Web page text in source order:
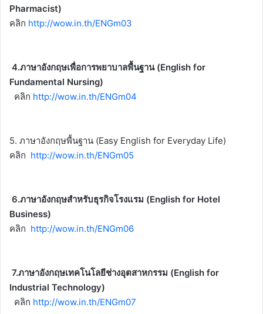
Pharmacist)
คลิก http://wow.in.th/ENGm03
4.ภาษาอังกฤษเพื่อการพยาบาลพื้นฐาน (English for
Fundamental Nursing)
คลิก http://wow.in.th/ENGm04
5. ภาษาอังกฤษพื้นฐาน (Easy English for Everyday Life)
คลิก http://wow.in.th/ENGm05
6.ภาษาอังกฤษสำหรับธุรกิจโรงแรม (English for Hotel
Business)
คลิก http://wow.in.th/ENGm06
7.ภาษาอังกฤษเทคโนโลยีช่างอุตสาหกรรม (English for
Industrial Technology)
คลิก http://wow.in.th/ENGm07